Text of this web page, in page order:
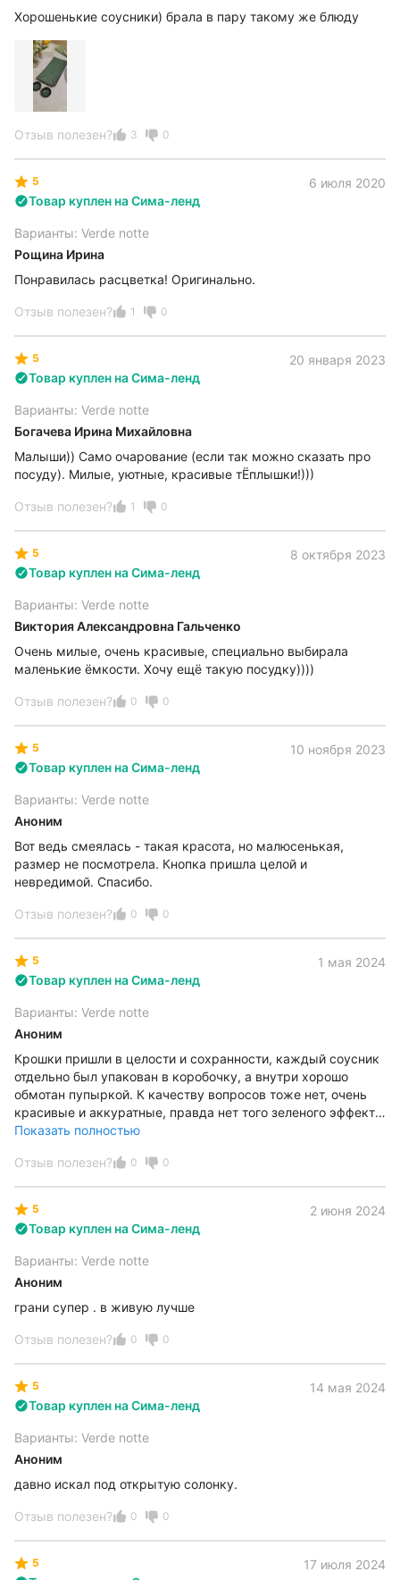
Хорошенькие соусники) брала в пару такому же блюду
Отзыв полезен? 3 0
5
6 июля 2020
Товар куплен на Сима-ленд
Варианты: Verde notte
Рощина Ирина
Понравилась расцветка! Оригинально.
Отзыв полезен? 1 0
5
20 января 2023
Товар куплен на Сима-ленд
Варианты: Verde notte
Богачева Ирина Михайловна
Малыши)) Само очарование (если так можно сказать про
посуду). Милые, уютные, красивые тЁплышки!)))
Отзыв полезен? 1 0
5
8 октября 2023
Товар куплен на Сима-ленд
Варианты: Verde notte
Виктория Александровна Гальченко
Очень милые, очень красивые, специально выбирала
маленькие ёмкости. Хочу ещё такую посудку))))
Отзыв полезен? 0 0
5
10 ноября 2023
Товар куплен на Сима-ленд
Варианты: Verde notte
Аноним
Вот ведь смеялась - такая красота, но малюсенькая,
размер не посмотрела. Кнопка пришла целой и
невредимой. Спасибо.
Отзыв полезен? 0 0
5
1 мая 2024
Товар куплен на Сима-ленд
Варианты: Verde notte
Аноним
Крошки пришли в целости и сохранности, каждый соусник
отдельно был упакован в коробочку, а внутри хорошо
обмотан пупыркой. К качеству вопросов тоже нет, очень
красивые и аккуратные, правда нет того зеленого эффекта
как на фото, но покупкой все равно довольна! Благодарю!
Показать полностью
Отзыв полезен? 0 0
5
2 июня 2024
Товар куплен на Сима-ленд
Варианты: Verde notte
Аноним
грани супер . в живую лучше
Отзыв полезен? 0 0
5
14 мая 2024
Товар куплен на Сима-ленд
Варианты: Verde notte
Аноним
давно искал под открытую солонку.
Отзыв полезен? 0 0
5
17 июля 2024